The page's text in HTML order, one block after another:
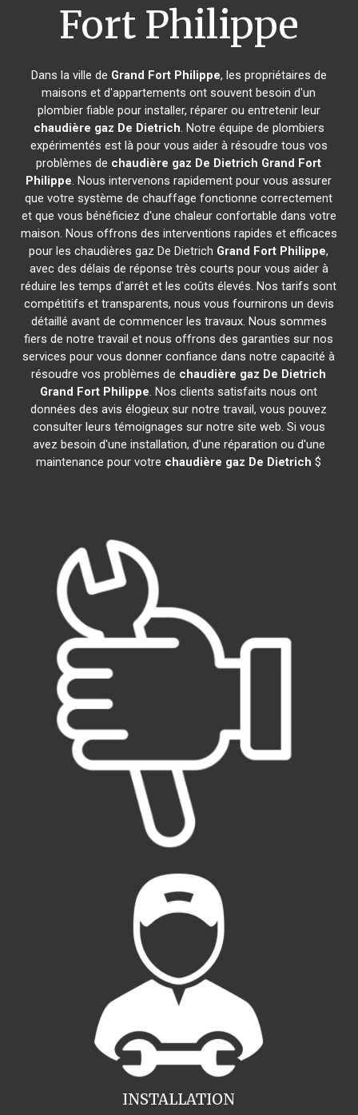
Fort Philippe
Dans la ville de Grand Fort Philippe, les propriétaires de
maisons et d'appartements ont souvent besoin d'un
plombier fiable pour installer, réparer ou entretenir leur
chaudière gaz De Dietrich. Notre équipe de plombiers
expérimentés est là pour vous aider à résoudre tous vos
problèmes de chaudière gaz De Dietrich Grand Fort
Philippe. Nous intervenons rapidement pour vous assurer
que votre système de chauffage fonctionne correctement
et que vous bénéficiez d'une chaleur confortable dans votre
maison. Nous offrons des interventions rapides et efficaces
pour les chaudières gaz De Dietrich Grand Fort Philippe,
avec des délais de réponse très courts pour vous aider à
réduire les temps d'arrêt et les coûts élevés. Nos tarifs sont
compétitifs et transparents, nous vous fournirons un devis
détaillé avant de commencer les travaux. Nous sommes
fiers de notre travail et nous offrons des garanties sur nos
services pour vous donner confiance dans notre capacité à
résoudre vos problèmes de chaudière gaz De Dietrich
Grand Fort Philippe. Nos clients satisfaits nous ont
données des avis élogieux sur notre travail, vous pouvez
consulter leurs témoignages sur notre site web. Si vous
avez besoin d'une installation, d'une réparation ou d'une
maintenance pour votre chaudière gaz De Dietrich $
INSTALLATION